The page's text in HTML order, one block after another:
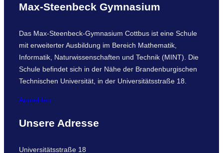
Max-Steenbeck Gymnasium
Das Max-Steenbeck-Gymnasium Cottbus ist eine Schule
mit erweiterter Ausbildung im Bereich Mathematik,
Informatik, Naturwissenschaften und Technik (MINT). Die
Schule befindet sich in der Nähe der Brandenburgischen
Technischen Universität, in der Universitätsstraße 18.
Anmelden
Unsere Adresse
Universitätsstraße 18